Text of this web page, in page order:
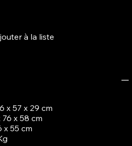
à la liste
x 57 x 29 cm
x 58 cm
x 55 cm